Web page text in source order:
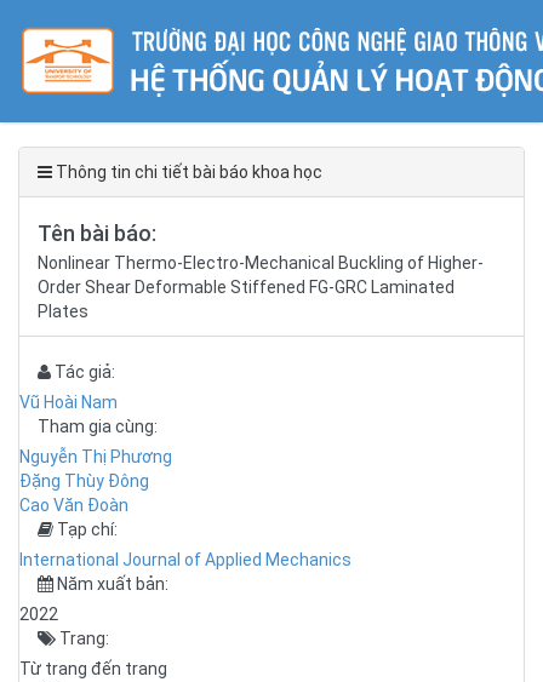
Thông tin chi tiết bài báo khoa học
Tên bài báo:
Nonlinear Thermo-Electro-Mechanical Buckling of Higher-
Order Shear Deformable Stiffened FG-GRC Laminated
Plates
Tác giả:
Vũ Hoài Nam
Tham gia cùng:
Nguyễn Thị Phương
Đặng Thùy Đông
Cao Văn Đoàn
Tạp chí:
International Journal of Applied Mechanics
Năm xuất bản:
2022
Trang:
Từ trang đến trang